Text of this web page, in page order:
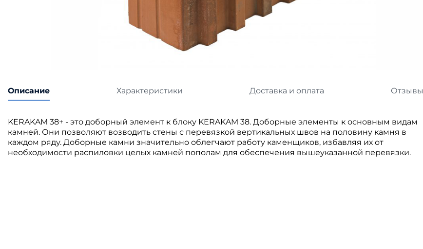
Катепал
Икопал
Tegola
Технониколь Шинглас
Описание Характеристики Доставка и оплата Отзывы
KERAKAM 38+ - это доборный элемент к блоку KERAKAM 38. Доборные элементы к основным видам
камней. Они позволяют возводить стены с перевязкой вертикальных швов на половину камня в
каждом ряду. Доборные камни значительно облегчают работу каменщиков, избавляя их от
необходимости распиловки целых камней пополам для обеспечения вышеуказанной перевязки.